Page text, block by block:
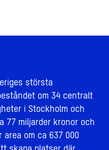
största
om 34 centralt
i Stockholm och
77 miljarder kronor och
area om ca 637 000